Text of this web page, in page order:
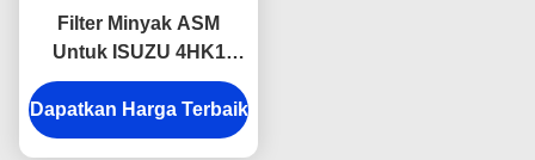
Filter Minyak ASM
Untuk ISUZU 4HK1
4HF1 4HG1 8-97148268-
2 Bagian Mesin ISUZU
Dapatkan Harga Terbaik